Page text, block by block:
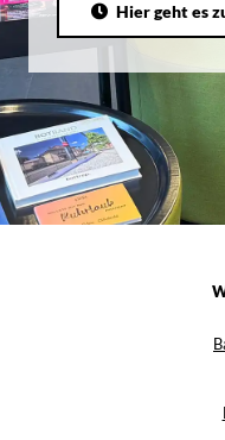
Hier geht es